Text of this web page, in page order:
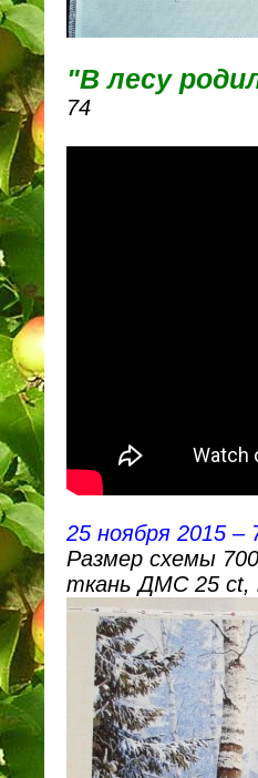
"В лесу
74
25 ноября 2015 –
Размер схемы
ткань ДМС 25 ct,